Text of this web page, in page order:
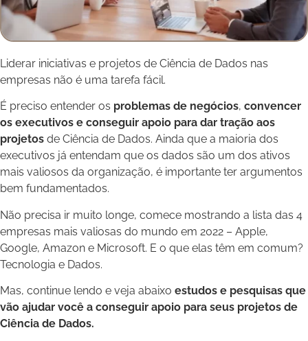
Liderar iniciativas e projetos de Ciência de Dados nas
empresas não é uma tarefa fácil.
É preciso entender os problemas de negócios, convencer
os executivos e conseguir apoio para dar tração aos
projetos de Ciência de Dados. Ainda que a maioria dos
executivos já entendam que os dados são um dos ativos
mais valiosos da organização, é importante ter argumentos
bem fundamentados.
Não precisa ir muito longe, comece mostrando a lista das 4
empresas mais valiosas do mundo em 2022 – Apple,
Google, Amazon e Microsoft. E o que elas têm em comum?
Tecnologia e Dados.
Mas, continue lendo e veja abaixo estudos e pesquisas que
vão ajudar você a conseguir apoio para seus projetos de
Ciência de Dados.